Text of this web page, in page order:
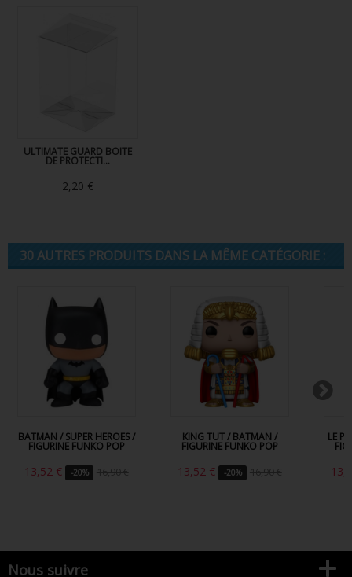
ULTIMATE GUARD BOITE
DE PROTECTI...
2,20 €
30 AUTRES PRODUITS DANS LA MÊME CATÉGORIE :
BATMAN / SUPER HEROES /
FIGURINE FUNKO POP
13,52 € -20% 16,90 €
KING TUT / BATMAN /
FIGURINE FUNKO POP
13,52 € -20% 16,90 €
LE
Nous suivre